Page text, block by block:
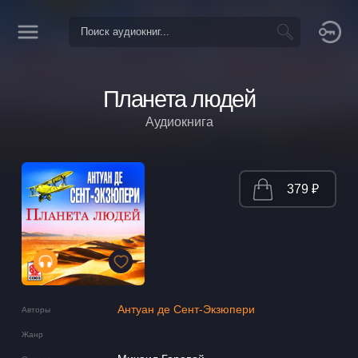
Планета людей
Аудиокнига
Авторы Антуан де Сент-Экзюпери
Жанр
379 ₽